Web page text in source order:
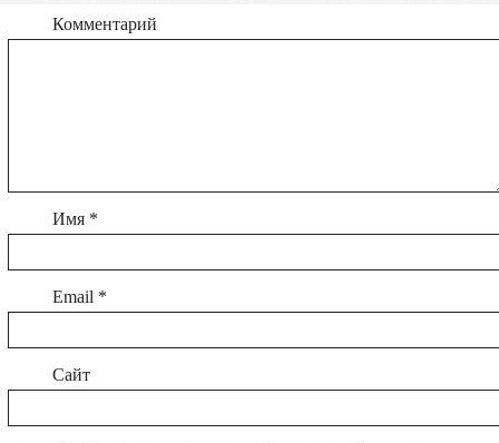
Комментарий
Имя *
Email *
Сайт